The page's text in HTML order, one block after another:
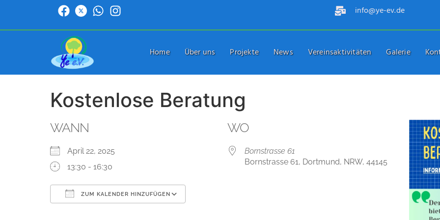
info@ye-ev.de
Home Über uns Projekte News Vereinsaktivitäten Galerie
Kostenlose Beratung
WANN
April 22, 2025
13:30 - 16:30
ZUM KALENDER HINZUFÜGEN
WO
Bornstrasse 61
Bornstrasse 61, Dortmund, NRW, 44145